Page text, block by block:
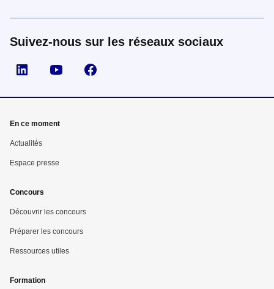
Suivez-nous sur les réseaux sociaux
Suivez nous sur LinkedIn
Suivez nous sur YouTube
En ce moment
Actualités
Espace presse
Concours
Découvrir les concours
Préparer les concours
Ressources utiles
Formation